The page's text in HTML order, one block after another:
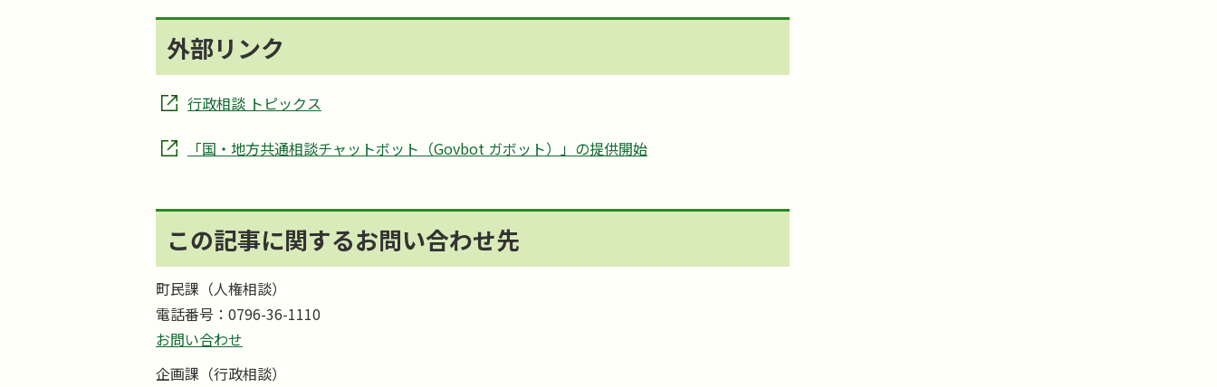
外部リンク
行政相談 トピックス
「国・地方共通相談チャットボット（Govbot ガボット）」の提供開始
この記事に関するお問い合わせ先
町民課（人権相談）
電話番号：0796-36-1110
お問い合わせ
企画課（行政相談）